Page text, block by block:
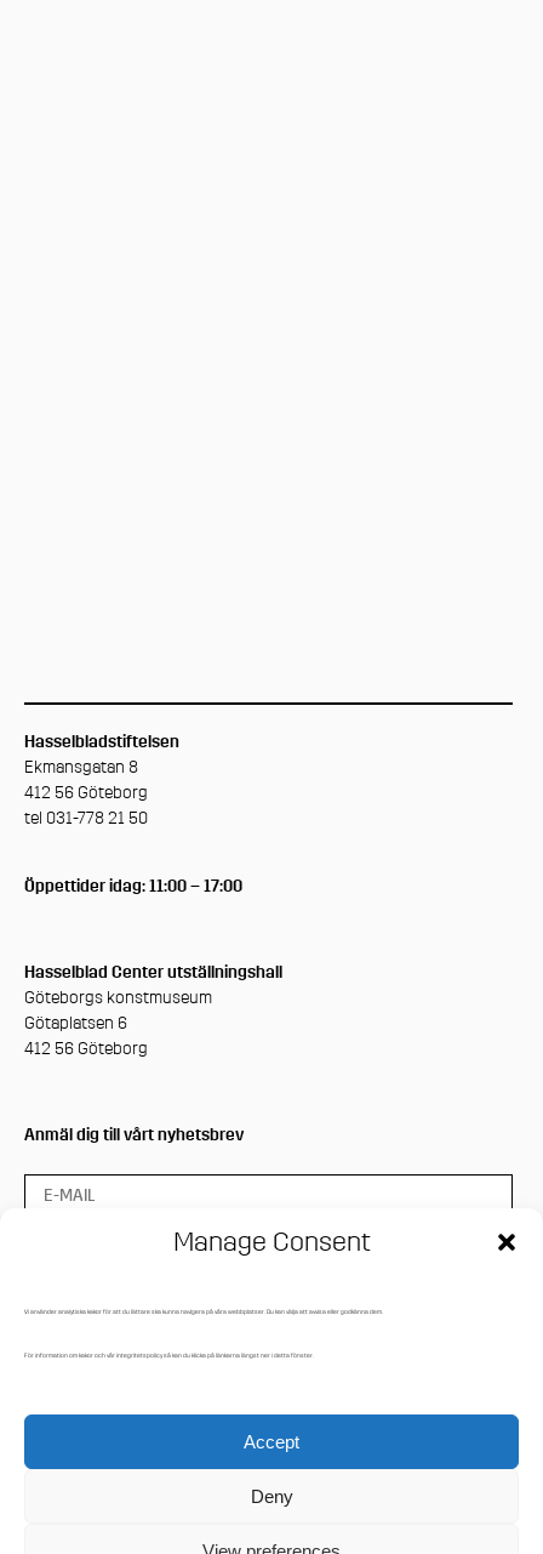
Manage Consent
Vi använder analytiska kakor för att du lättare ska kunna navigera på våra webbplatser. Du kan välja att avvisa eller godkänna dem.
För information om kakor och vår integritetspolicy så kan du klicka på länkarna längst ner i detta fönster.
Accept
Deny
Hasselbladstiftelsen
Ekmansgatan 8
412 56 Göteborg
tel 031-778 21 50
Öppettider idag: 11:00 – 17:00
Hasselblad Center utställningshall
Göteborgs konstmuseum
Götaplatsen 6
412 56 Göteborg
Anmäl dig till vårt nyhetsbrev
Integritetspolicy
© Hasselbladstiftelsen 2021